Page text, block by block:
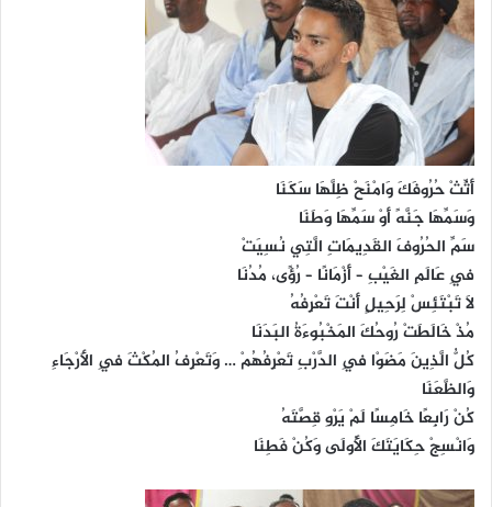
أَثِّثْ حُرُوفَكَ وَامْنَحْ ظِلَّهَا سَكَنَا
وَسَمِّهَا جَنَّهً أَوْ سَمِّهَا وَطَنَا
سَمِّ الحُرُوفَ القَدِيمَاتِ الَّتِي نُسِيَتْ
فِي عَالَمِ الغَيْبِ – أَزْمَانًا – رُؤًى، مُدُنَا
لَا تَبْتَئِسْ لِرَحِيلٍ أَنْتَ تَعْرِفُهُ
مُذْ خَالَطَتْ رُوحُكَ المَخْبُوءَةُ البَدَنَا
كُلُّ الَّذِينَ مَضَوْا فِي الدَّرْبِ تَعْرِفُهُمْ … وَتَعْرِفُ المُكْثَ فِي الأَرْجَاءِ
وَالظَّعَنَا
كُنْ رَابِعًا خَامِسًا لَمْ يَرْوِ قِصَّتَهُ
وَانْسِجْ حِكَايَتَكَ الأُولَى وَكُنْ فَطِنَا